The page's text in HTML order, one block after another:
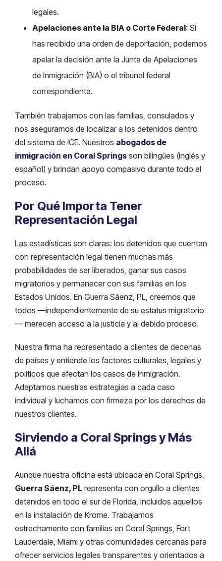
legales.
Apelaciones ante la BIA o Corte Federal: Si
has recibido una orden de deportación, podemos
apelar la decisión ante la Junta de Apelaciones
de Inmigración (BIA) o el tribunal federal
correspondiente.
También trabajamos con las familias, consulados y
nos aseguramos de localizar a los detenidos dentro
del sistema de ICE. Nuestros abogados de
inmigración en Coral Springs son bilingües (inglés y
español) y brindan apoyo compasivo durante todo el
proceso.
Por Qué Importa Tener
Representación Legal
Las estadísticas son claras: los detenidos que cuentan
con representación legal tienen muchas más
probabilidades de ser liberados, ganar sus casos
migratorios y permanecer con sus familias en los
Estados Unidos. En Guerra Sáenz, PL, creemos que
todos —independientemente de su estatus migratorio
— merecen acceso a la justicia y al debido proceso.
Nuestra firma ha representado a clientes de decenas
de países y entiende los factores culturales, legales y
políticos que afectan los casos de inmigración.
Adaptamos nuestras estrategias a cada caso
individual y luchamos con firmeza por los derechos de
nuestros clientes.
Sirviendo a Coral Springs y Más
Allá
Aunque nuestra oficina está ubicada en Coral Springs,
Guerra Sáenz, PL representa con orgullo a clientes
detenidos en todo el sur de Florida, incluidos aquellos
en la instalación de Krome. Trabajamos
estrechamente con familias en Coral Springs, Fort
Lauderdale, Miami y otras comunidades cercanas para
ofrecer servicios legales transparentes y orientados a